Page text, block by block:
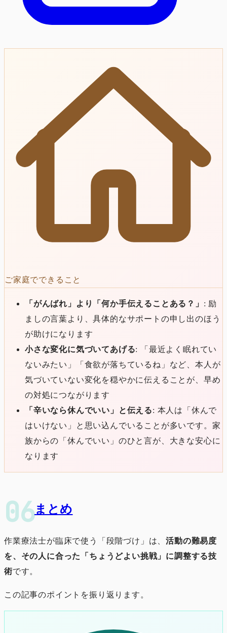
ご家庭でできること
「がんばれ」より「何か手伝えることある？」 : 励
ましの言葉より、具体的なサポートの申し出のほう
が助けになります
小さな変化に気づいてあげる: 「最近よく眠れてい
ないみたい」「食欲が落ちているね」など、本人が
気づいていない変化を穏やかに伝えることが、早め
の対処につながります
「辛いなら休んでいい」と伝える: 本人は「休んで
はいけない」と思い込んでいることが多いです。家
族からの「休んでいい」のひと言が、大きな安心に
なります
まとめ
作業療法士が臨床で使う「段階づけ」は、活動の難易度
を、その人に合った「ちょうどよい挑戦」に調整する技
術です。
この記事のポイントを振り返ります。